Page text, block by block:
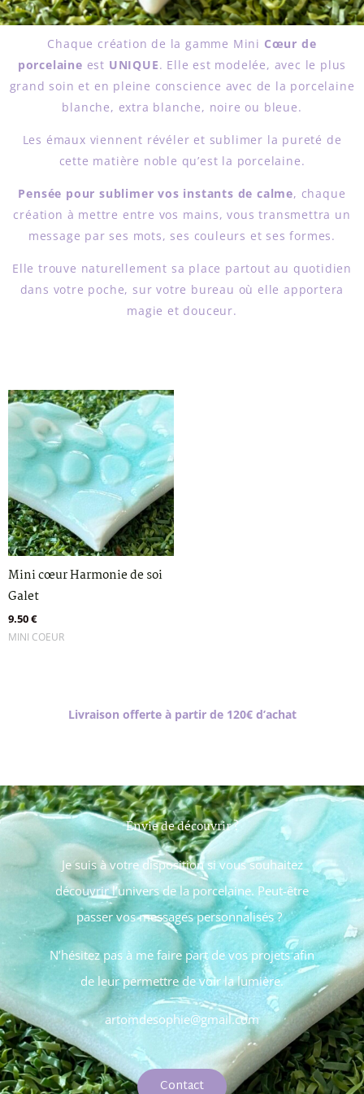
Chaque création de la gamme Mini Cœur de
porcelaine est UNIQUE. Elle est modelée, avec le plus
grand soin et en pleine conscience avec de la porcelaine
blanche, extra blanche, noire ou bleue.
Les émaux viennent révéler et sublimer la pureté de
cette matière noble qu’est la porcelaine.
Pensée pour sublimer vos instants de calme, chaque
création à mettre entre vos mains, vous transmettra un
message par ses mots, ses couleurs et ses formes.
Elle trouve naturellement sa place partout au quotidien
dans votre poche, sur votre bureau où elle apportera
magie et douceur.
Mini cœur Harmonie de soi
Galet
9.50€
MINI COEUR
Livraison offerte à partir de 120€ d’achat
Envie de découvrir ?
Je suis à votre disposition si vous souhaitez
découvrir l’univers de la porcelaine. Peut-être
passer vos messages personnalisés ?
N’hésitez pas à me faire part de vos projets afin
de leur permettre de voir la lumière.
artomdesophie@gmail.com
Contact